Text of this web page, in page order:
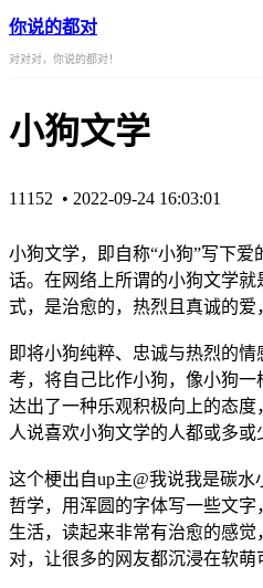
你说的都对
对对对，你说的都对！
小狗文学
11152 • 2022-09-24 16:03:01
小狗文学，即自称“小狗”写下爱
话。在网络上所谓的小狗文学
式，是治愈的，热烈且真诚的爱
即将小狗纯粹、忠诚与热烈的
考，将自己比作小狗，像小狗
达出了一种乐观积极向上的态
人说喜欢小狗文学的人都或多或
这个梗出自up主@我说我是碳
哲学，用浑圆的字体写一些文
生活，读起来非常有治愈的感
对，让很多的网友都沉浸在软萌